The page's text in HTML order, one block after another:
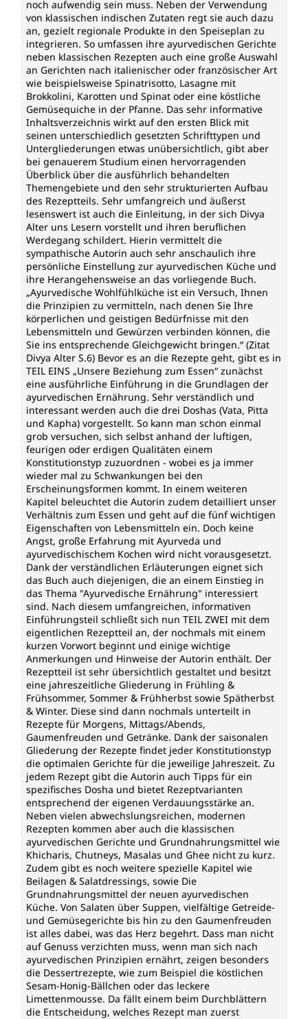
noch aufwendig sein muss. Neben der Verwendung
von klassischen indischen Zutaten regt sie auch dazu
an, gezielt regionale Produkte in den Speiseplan zu
integrieren. So umfassen ihre ayurvedischen Gerichte
neben klassischen Rezepten auch eine große Auswahl
an Gerichten nach italienischer oder französischer Art
wie beispielsweise Spinatrisotto, Lasagne mit
Brokkolini, Karotten und Spinat oder eine köstliche
Gemüsequiche in der Pfanne. Das sehr informative
Inhaltsverzeichnis wirkt auf den ersten Blick mit
seinen unterschiedlich gesetzten Schrifttypen und
Untergliederungen etwas unübersichtlich, gibt aber
bei genauerem Studium einen hervorragenden
Überblick über die ausführlich behandelten
Themengebiete und den sehr strukturierten Aufbau
des Rezeptteils. Sehr umfangreich und äußerst
lesenswert ist auch die Einleitung, in der sich Divya
Alter uns Lesern vorstellt und ihren beruflichen
Werdegang schildert. Hierin vermittelt die
sympathische Autorin auch sehr anschaulich ihre
persönliche Einstellung zur ayurvedischen Küche und
ihre Herangehensweise an das vorliegende Buch.
„Ayurvedische Wohlfühlküche ist ein Versuch, Ihnen
die Prinzipien zu vermitteln, nach denen Sie Ihre
körperlichen und geistigen Bedürfnisse mit den
Lebensmitteln und Gewürzen verbinden können, die
Sie ins entsprechende Gleichgewicht bringen.“ (Zitat
Divya Alter S.6) Bevor es an die Rezepte geht, gibt es in
TEIL EINS „Unsere Beziehung zum Essen“ zunächst
eine ausführliche Einführung in die Grundlagen der
ayurvedischen Ernährung. Sehr verständlich und
interessant werden auch die drei Doshas (Vata, Pitta
und Kapha) vorgestellt. So kann man schon einmal
grob versuchen, sich selbst anhand der luftigen,
feurigen oder erdigen Qualitäten einem
Konstitutionstyp zuzuordnen - wobei es ja immer
wieder mal zu Schwankungen bei den
Erscheinungsformen kommt. In einem weiteren
Kapitel beleuchtet die Autorin zudem detailliert unser
Verhältnis zum Essen und geht auf die fünf wichtigen
Eigenschaften von Lebensmitteln ein. Doch keine
Angst, große Erfahrung mit Ayurveda und
ayurvedischischem Kochen wird nicht vorausgesetzt.
Dank der verständlichen Erläuterungen eignet sich
das Buch auch diejenigen, die an einem Einstieg in
das Thema "Ayurvedische Ernährung" interessiert
sind. Nach diesem umfangreichen, informativen
Einführungsteil schließt sich nun TEIL ZWEI mit dem
eigentlichen Rezeptteil an, der nochmals mit einem
kurzen Vorwort beginnt und einige wichtige
Anmerkungen und Hinweise der Autorin enthält. Der
Rezeptteil ist sehr übersichtlich gestaltet und besitzt
eine jahreszeitliche Gliederung in Frühling &
Frühsommer, Sommer & Frühherbst sowie Spätherbst
& Winter. Diese sind dann nochmals unterteilt in
Rezepte für Morgens, Mittags/Abends,
Gaumenfreuden und Getränke. Dank der saisonalen
Gliederung der Rezepte findet jeder Konstitutionstyp
die optimalen Gerichte für die jeweilige Jahreszeit. Zu
jedem Rezept gibt die Autorin auch Tipps für ein
spezifisches Dosha und bietet Rezeptvarianten
entsprechend der eigenen Verdauungsstärke an.
Neben vielen abwechslungsreichen, modernen
Rezepten kommen aber auch die klassischen
ayurvedischen Gerichte und Grundnahrungsmittel wie
Khicharis, Chutneys, Masalas und Ghee nicht zu kurz.
Zudem gibt es noch weitere spezielle Kapitel wie
Beilagen & Salatdressings, sowie Die
Grundnahrungsmittel der neuen ayurvedischen
Küche. Von Salaten über Suppen, vielfältige Getreide-
und Gemüsegerichte bis hin zu den Gaumenfreuden
ist alles dabei, was das Herz begehrt. Dass man nicht
auf Genuss verzichten muss, wenn man sich nach
ayurvedischen Prinzipien ernährt, zeigen besonders
die Dessertrezepte, wie zum Beispiel die köstlichen
Sesam-Honig-Bällchen oder das leckere
Limettenmousse. Da fällt einem beim Durchblättern
die Entscheidung, welches Rezept man zuerst